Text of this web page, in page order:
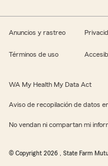
Anuncios y rastreo
Términos de uso
WA My Health My Data Act
Aviso de recopilación de datos
No vendan ni compartan mi
© Copyright 2026 , State Farm